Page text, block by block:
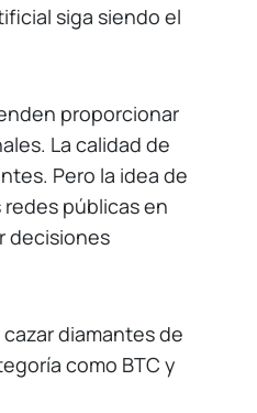
siga siendo el
proporcionar
La calidad de
Pero la idea de
públicas en
decisiones
diamantes de
como BTC y